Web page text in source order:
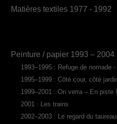
Matières textiles 1977 - 1992
Peinture / papier 1993 – 2004
1993–1995 : Refuge de nomade
1995–1999 : Côté cour, côté
1999–2001 : On verra – En piste !
2001 : Les trains
2002–2003 : Le regard du